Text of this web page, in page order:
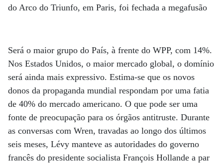
do Arco do Triunfo, em Paris, foi fechada a megafusão
Será o maior grupo do País, à frente do WPP, com 14%.
Nos Estados Unidos, o maior mercado global, o domínio
será ainda mais expressivo. Estima-se que os novos
donos da propaganda mundial respondam por uma fatia
de 40% do mercado americano. O que pode ser uma
fonte de preocupação para os órgãos antitruste. Durante
as conversas com Wren, travadas ao longo dos últimos
seis meses, Lévy manteve as autoridades do governo
francês do presidente socialista François Hollande a par